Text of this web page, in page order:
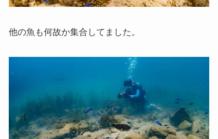
他の魚も何故か集合してました。